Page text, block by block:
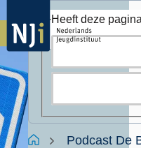
Overslaan
en
naar
de
inhoud
gaan
Kruimelpad
HomePodcast De
Heeft deze